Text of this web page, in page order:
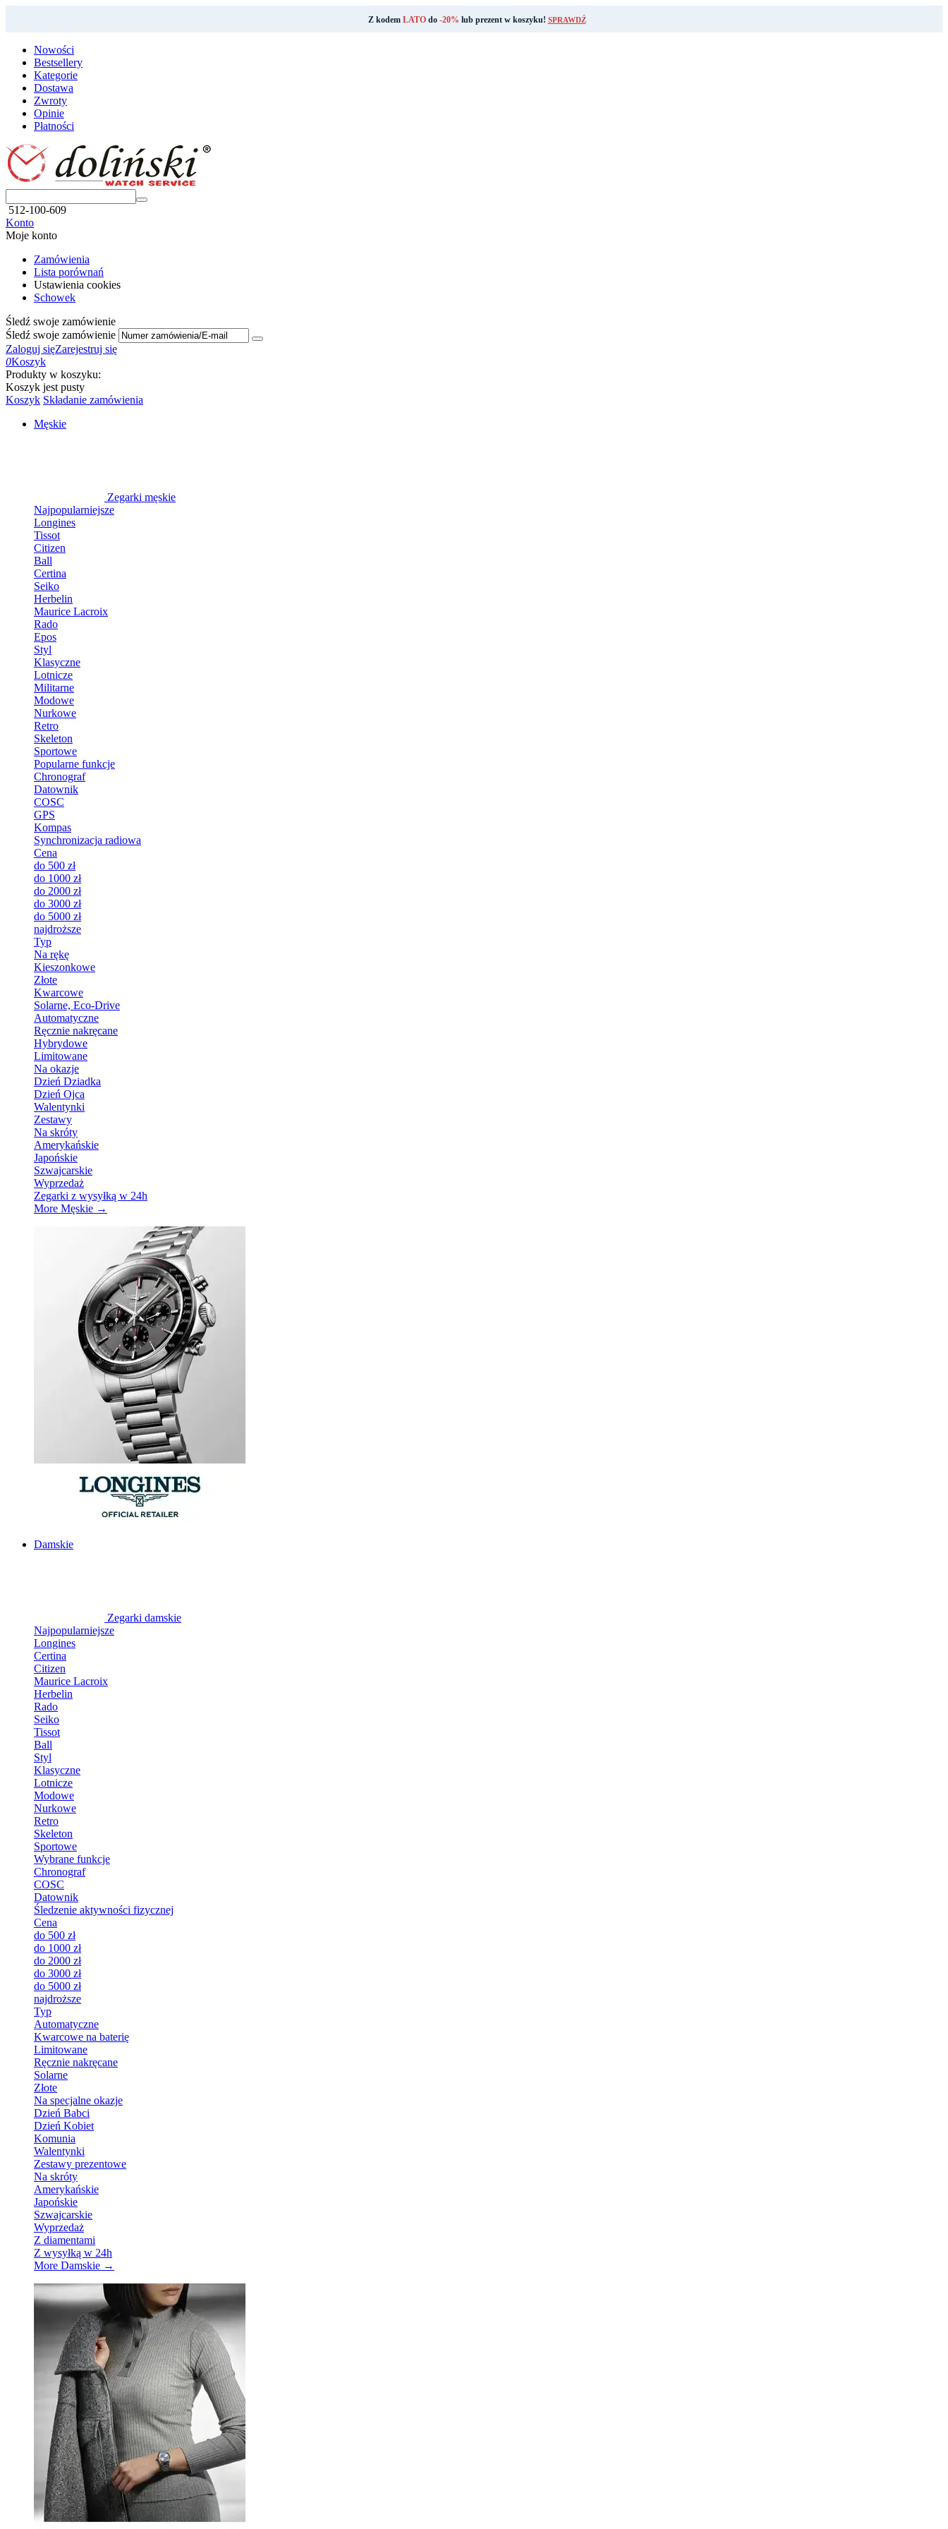
Z kodem LATOdo -20% lub prezent w koszyku! SPRAWDŹ
Nowości
Bestsellery
Kategorie
Dostawa
Zwroty
Opinie
Płatności
512-100-609
Konto
Moje konto
Zamówienia
Lista porównań
Ustawienia cookies
Schowek
Śledź swoje zamówienie
Śledź swoje zamówienie
Zaloguj sięZarejestruj się
0Koszyk
Produkty w koszyku:
Koszyk jest pusty
Koszyk Składanie zamówienia
Męskie
Zegarki męskie
Najpopularniejsze
Longines
Tissot
Citizen
Ball
Certina
Seiko
Herbelin
Maurice Lacroix
Rado
Epos
Styl
Klasyczne
Lotnicze
Militarne
Modowe
Nurkowe
Retro
Skeleton
Sportowe
Popularne funkcje
Chronograf
Datownik
COSC
GPS
Kompas
Synchronizacja radiowa
Cena
do 500 zł
do 1000 zł
do 2000 zł
do 3000 zł
do 5000 zł
najdroższe
Typ
Na rękę
Kieszonkowe
Złote
Kwarcowe
Solarne, Eco-Drive
Automatyczne
Ręcznie nakręcane
Hybrydowe
Limitowane
Na okazje
Dzień Dziadka
Dzień Ojca
Walentynki
Zestawy
Na skróty
Amerykańskie
Japońskie
Szwajcarskie
Wyprzedaż
Zegarki z wysyłką w 24h
More Męskie →
Damskie
Zegarki damskie
Najpopularniejsze
Longines
Certina
Citizen
Maurice Lacroix
Herbelin
Rado
Seiko
Tissot
Ball
Styl
Klasyczne
Lotnicze
Modowe
Nurkowe
Retro
Skeleton
Sportowe
Wybrane funkcje
Chronograf
COSC
Datownik
Śledzenie aktywności fizycznej
Cena
do 500 zł
do 1000 zł
do 2000 zł
do 3000 zł
do 5000 zł
najdroższe
Typ
Automatyczne
Kwarcowe na baterię
Limitowane
Ręcznie nakręcane
Solarne
Złote
Na specjalne okazje
Dzień Babci
Dzień Kobiet
Komunia
Walentynki
Zestawy prezentowe
Na skróty
Amerykańskie
Japońskie
Szwajcarskie
Wyprzedaż
Z diamentami
Z wysyłką w 24h
More Damskie →